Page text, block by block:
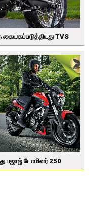
TVS
பஜாஜ் டோமினர் 250